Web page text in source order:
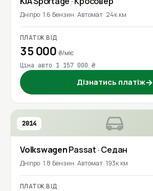
Дніпро 1.6 Бензин Автомат 24к км
ПЛАТІЖ ВІД
35 000 ₴/міс
Ціна авто 1 157 000 ₴
Дізнатись платіж→
2014
VolkswagenPassat · Седан
Дніпро 1.8 Бензин Автомат 193к км
ПЛАТІЖ ВІД